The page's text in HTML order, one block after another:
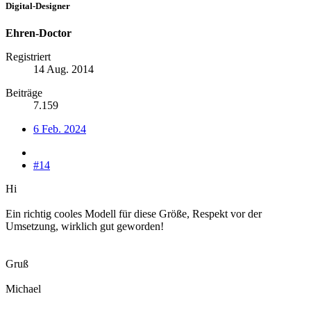
Digital-Designer
Ehren-Doctor
Registriert
14 Aug. 2014
Beiträge
7.159
6 Feb. 2024
#14
Hi
Ein richtig cooles Modell für diese Größe, Respekt vor der
Umsetzung, wirklich gut geworden!
Gruß
Michael